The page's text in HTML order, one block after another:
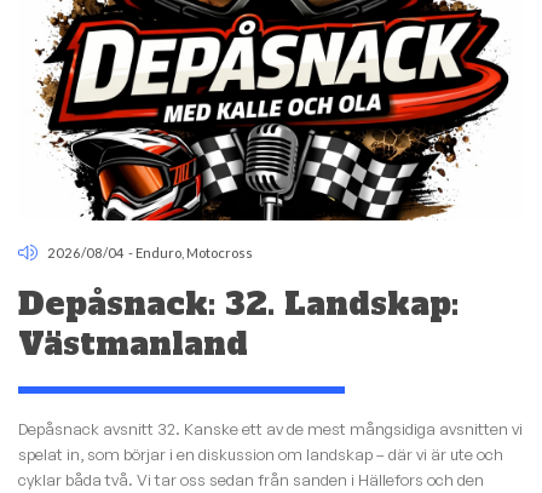
2026/08/04 - Enduro Motocross
Depåsnack: 32. Landskap:
Västmanland
Depåsnack avsnitt 32. Kanske ett av de mest mångsidiga avsnitten vi
spelat in, som börjar i en diskussion om landskap – där vi är ute och
cyklar båda två. Vi tar oss sedan från sanden i Hällefors och den